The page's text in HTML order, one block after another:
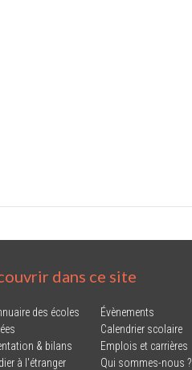
dans ce site
des écoles
& bilans
à l'étranger
Évènements
Calendrier scolaire
Emplois et carrières
Qui sommes-nous ?